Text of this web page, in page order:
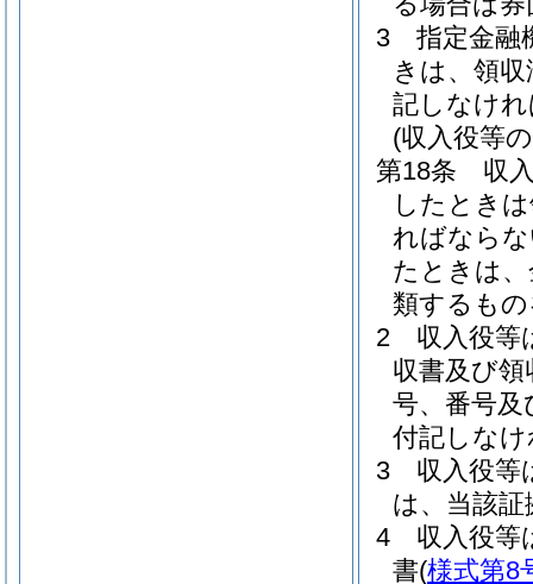
3
指定金融
きは、領
記しなけ
(収入役等
第18条
収
したとき
ればなら
たときは
類するも
2
収入役等
収書及び
号、番号及
付記しな
3
収入役等
は、当該
4
収入役等
書(様式第8